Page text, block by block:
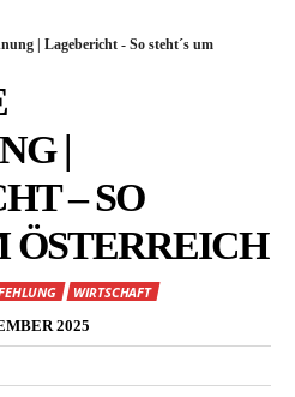
| Lagebericht - So steht´s um
| L
– SO S
WIRTSCHAFT
2025